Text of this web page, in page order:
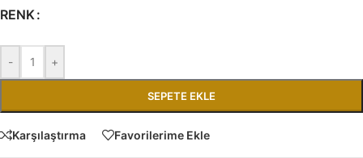
RENK
- +
SEPETE EKLE
Karşılaştırma Favorilerime Ekle